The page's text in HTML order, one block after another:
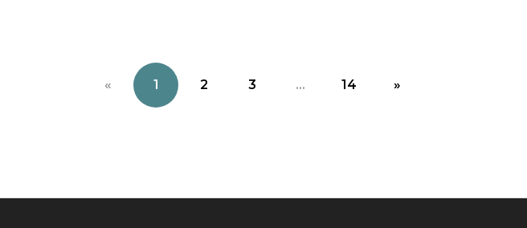
« 1 2 3 ... 14 »